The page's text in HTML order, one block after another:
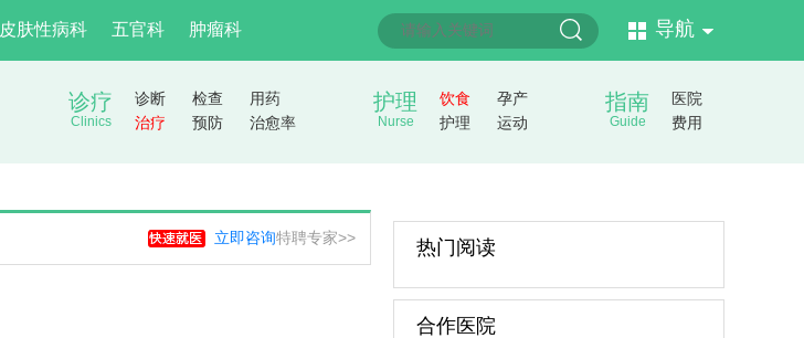
皮肤性病科 五官科 肿瘤科 导航
诊疗
Clinics
诊断 检查
用药
治疗
预防 治愈率
护理
Nurse
饮食
孕产
护理
运动
指南
Guide
医院
费用
立即咨询特聘专家>> 热门阅读
合作医院